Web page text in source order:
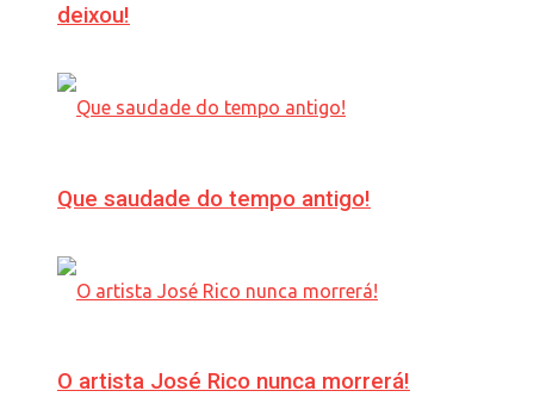
deixou!
Que saudade do tempo antigo!
O artista José Rico nunca morrerá!